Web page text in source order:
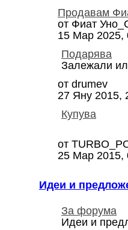
Продавам
от Фиат
15 Мар 2025,
Подарява
Залежали
от drumev
27 Яну 2015,
Купува
от
25 Мар 2015,
Идеи и
За форума
Идеи и